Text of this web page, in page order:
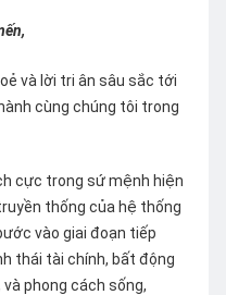
và lời tri ân sâu sắc tới
cùng chúng tôi trong
cực trong sứ mệnh hiện
thống của hệ thống
vào giai đoạn tiếp
thái tài chính, bất động
phong cách sống,